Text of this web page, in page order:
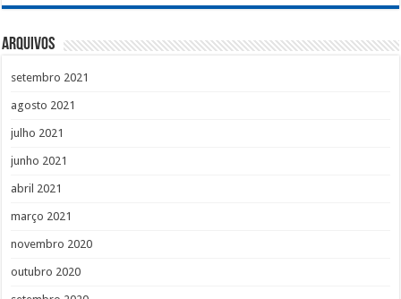
Arquivos
setembro 2021
agosto 2021
julho 2021
junho 2021
abril 2021
março 2021
novembro 2020
outubro 2020